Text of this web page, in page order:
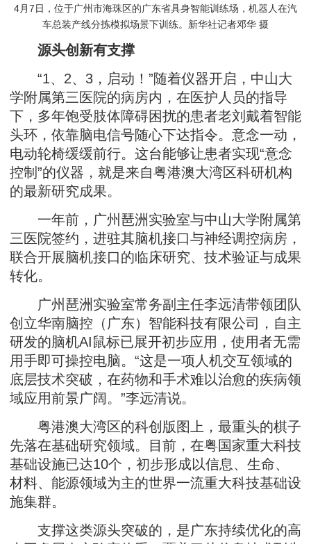
4月7日，位于广州市海珠区的广东省具身智能训练场，机器人在汽
车总装产线分拣模拟场景下训练。新华社记者邓华 摄
源头创新有支撑
“1、2、3，启动！”随着仪器开启，中山大
学附属第三医院的病房内，在医护人员的指导
下，多年饱受肢体障碍困扰的患者老刘戴着智能
头环，依靠脑电信号随心下达指令。意念一动，
电动轮椅缓缓前行。这台能够让患者实现“意念
控制”的仪器，就是来自粤港澳大湾区科研机构
的最新研究成果。
一年前，广州琶洲实验室与中山大学附属第
三医院签约，进驻其脑机接口与神经调控病房，
联合开展脑机接口的临床研究、技术验证与成果
转化。
广州琶洲实验室常务副主任李远清带领团队
创立华南脑控（广东）智能科技有限公司，自主
研发的脑机AI鼠标已展开初步应用，使用者无需
用手即可操控电脑。“这是一项人机交互领域的
底层技术突破，在药物和手术难以治愈的疾病领
域应用前景广阔。”李远清说。
粤港澳大湾区的科创版图上，最重头的棋子
先落在基础研究领域。目前，在粤国家重大科技
基础设施已达10个，初步形成以信息、生命、
材料、能源领域为主的世界一流重大科技基础设
施集群。
支撑这类源头突破的，是广东持续优化的高